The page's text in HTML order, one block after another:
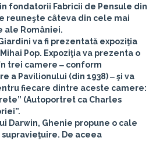
fondatorii Fabricii de Pensule din
reuneşte câteva din cele mai
ale României.
va fi prezentată expoziţia
Pop. Expoziţia va prezenta o
trei camere ‒ conform
a Pavilionului (din 1938) ‒ şi va
fiecare dintre aceste camere:
(Autoportret ca Charles
Darwin, Ghenie propune o cale
De aceea